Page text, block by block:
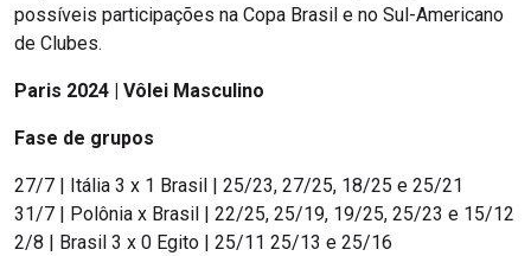
possíveis participações na Copa Brasil e no Sul-Americano
de Clubes.
Paris 2024 | Vôlei Masculino
Fase de grupos
27/7 | Itália 3 x 1 Brasil | 25/23, 27/25, 18/25 e 25/21
31/7 | Polônia x Brasil | 22/25, 25/19, 19/25, 25/23 e 15/12
2/8 | Brasil 3 x 0 Egito | 25/11 25/13 e 25/16